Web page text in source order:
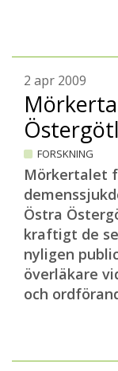
2 apr 2009
FORSKNING
Mörkertalet
Östra
kraftigt de
nyligen
överläkare
och